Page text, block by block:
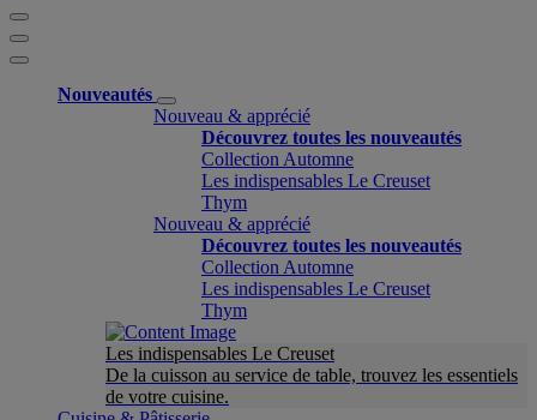
Nouveautés
Nouveau & apprécié
Découvrez toutes les nouveautés
Collection Automne
Les indispensables Le Creuset
Thym
Nouveau & apprécié
Découvrez toutes les nouveautés
Collection Automne
Les indispensables Le Creuset
Thym
Les indispensables Le Creuset
De la cuisson au service de table, trouvez les essentiels
de votre cuisine.